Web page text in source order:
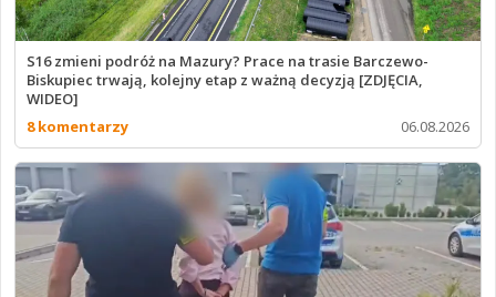
S16 zmieni podróż na Mazury? Prace na trasie Barczewo-
Biskupiec trwają, kolejny etap z ważną decyzją [ZDJĘCIA,
WIDEO]
8 komentarzy
06.08.2026